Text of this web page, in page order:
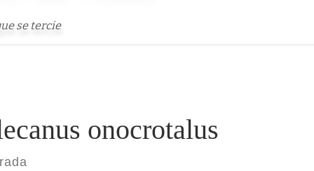
se tercie
onocrotalus